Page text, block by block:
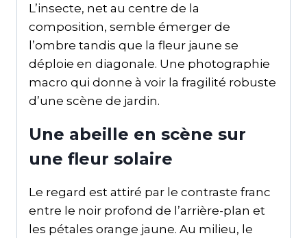
L’insecte, net au centre de la
composition, semble émerger de
l’ombre tandis que la fleur jaune se
déploie en diagonale. Une photographie
macro qui donne à voir la fragilité robuste
d’une scène de jardin.
Une abeille en scène sur
une fleur solaire
Le regard est attiré par le contraste franc
entre le noir profond de l’arrière-plan et
les pétales orange jaune. Au milieu, le